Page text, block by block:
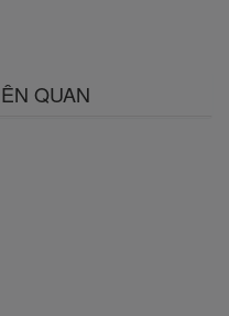
QUAN